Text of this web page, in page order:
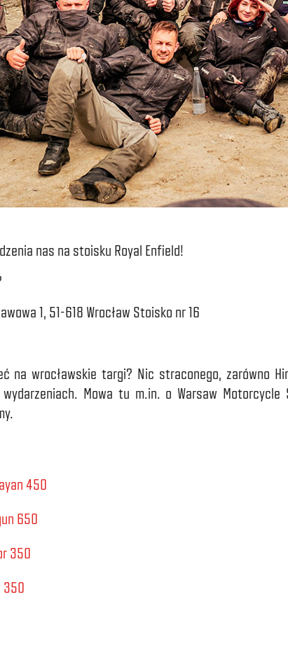
nas na stoisku Royal Enfield!
1, 51-618 Wrocław Stoisko nr 16
na wrocławskie targi? Nic straconego, zarówno
Mowa tu m.in. o Warsaw Motorcycle
450
650
350
350